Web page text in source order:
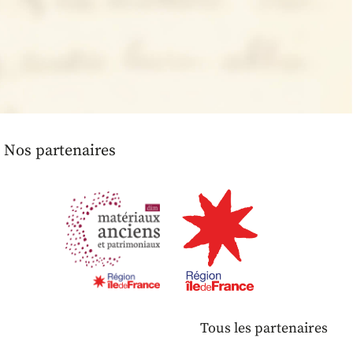
Nos partenaires
Tous les partenaires